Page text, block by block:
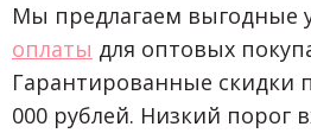
Мы предлагаем выгодные
оплаты для оптовых
Гарантированные скидки
000 рублей. Низкий порог